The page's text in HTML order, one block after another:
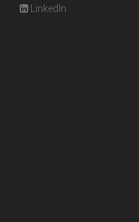
LinkedIn